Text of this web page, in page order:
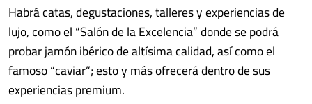
Habrá catas, degustaciones, talleres y experiencias de
lujo, como el “Salón de la Excelencia” donde se podrá
probar jamón ibérico de altísima calidad, así como el
famoso “caviar”; esto y más ofrecerá dentro de sus
experiencias premium.